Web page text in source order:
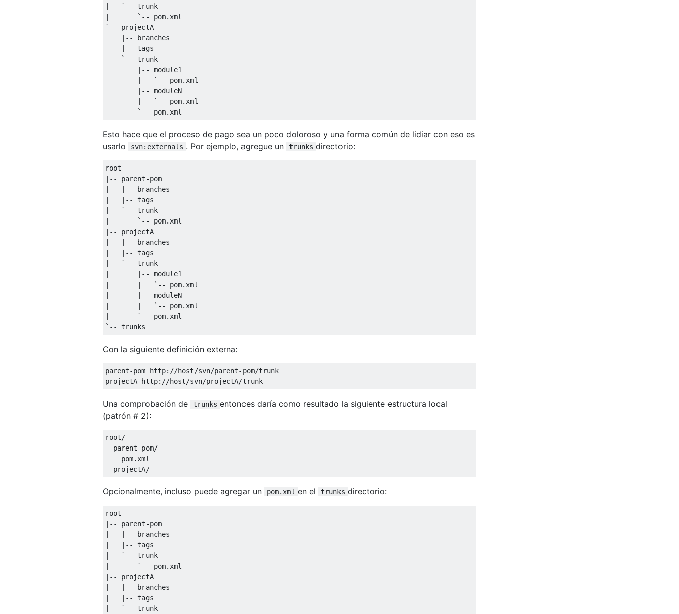
|
`-- trunk
|       ` -- pom.
`-- projectA
    |-- branches
    |-- tags
    `
--
trunk
|--
module1
|
`-- pom.xml
        |-- moduleN
        |   `
-- pom. xml
`-- pom.xml
Esto hace que el proceso de pago sea un poco doloroso y una forma común de lidiar con eso es
usarlo
svn:externals . Por ejemplo, agregue un trunks directorio:
|--
parent-
|
|--
|
|--
|
`-- trunk
|       ` -- pom.
|--
|
|--
|
|--
|
`-- trunk
|       |-- module1
|       |   ` -- pom.
|
|--
|
|
`-- pom.xml
|       ` -- pom.
`-- trunks
Con la siguiente definición externa:
parent-pom http: //host/svn/parent-pom/trunk
projectA http: //host/svn/projectA/trunk
Una comprobación de trunks entonces daría como resultado la siguiente estructura local
(patrón # 2):
root/
  parent
-pom/
    pom
. xml
  projectA
/
Opcionalmente, incluso puede agregar un pom.xml en el trunks directorio:
|--
parent-
|
|--
|
|--
|
`-- trunk
|       ` -- pom.
|--
|
|--
|
|--
|
`-- trunk